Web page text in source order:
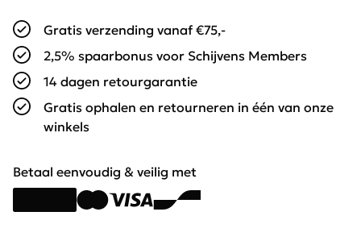
Gratis verzending vanaf €75,-
2,5% spaarbonus voor Schijvens Members
14 dagen retourgarantie
Gratis ophalen en retourneren in één van onze
winkels
Betaal eenvoudig & veilig met